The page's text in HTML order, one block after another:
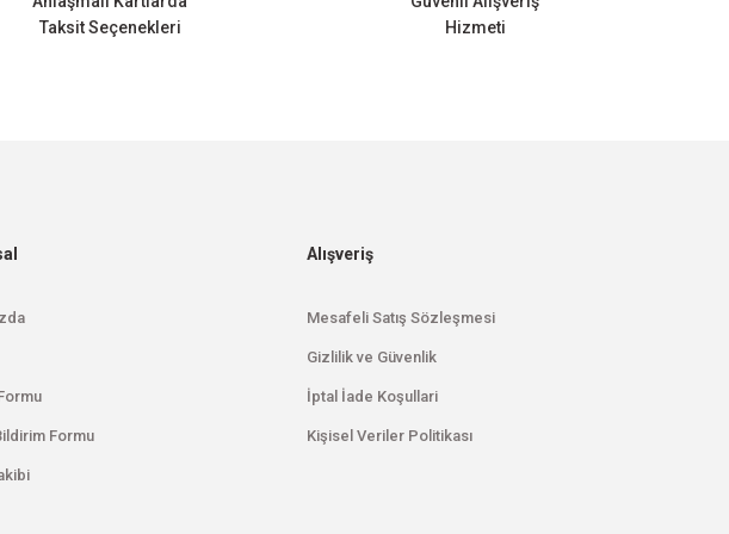
Taksit Seçenekleri
Hizmeti
Formu
Alışveriş
Mesafeli Satış Sözleşmesi
Gizlilik ve Güvenlik
İptal İade Koşullari
Kişisel Veriler Politikası